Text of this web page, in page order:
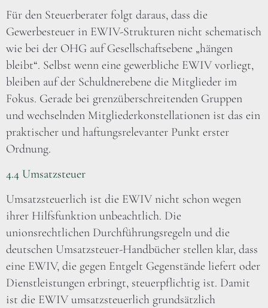
Für den Steuerberater folgt daraus, dass die
Gewerbesteuer in EWIV-Strukturen nicht schematisch
wie bei der OHG auf Gesellschaftsebene „hängen
bleibt“. Selbst wenn eine gewerbliche EWIV vorliegt,
bleiben auf der Schuldnerebene die Mitglieder im
Fokus. Gerade bei grenzüberschreitenden Gruppen
und wechselnden Mitgliederkonstellationen ist das ein
praktischer und haftungsrelevanter Punkt erster
Ordnung.
4.4 Umsatzsteuer
Umsatzsteuerlich ist die EWIV nicht schon wegen
ihrer Hilfsfunktion unbeachtlich. Die
unionsrechtlichen Durchführungsregeln und die
deutschen Umsatzsteuer-Handbücher stellen klar, dass
eine EWIV, die gegen Entgelt Gegenstände liefert oder
Dienstleistungen erbringt, steuerpflichtig ist. Damit
ist die EWIV umsatzsteuerlich grundsätzlich